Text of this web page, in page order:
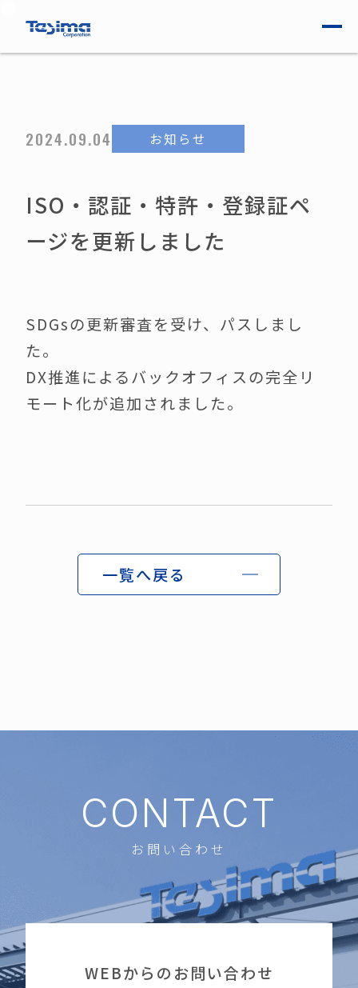
製品 / 技術
ブログ
CONTACT
2024.09.04 お知らせ
ISO・認証・特許・登録証ペ
ージを更新しました
SDGsの更新審査を受け、パスしまし
た。
DX推進によるバックオフィスの完全リ
モート化が追加されました。
一覧へ戻る
CONTACT
お問い合わせ
WEBからのお問い合わせ